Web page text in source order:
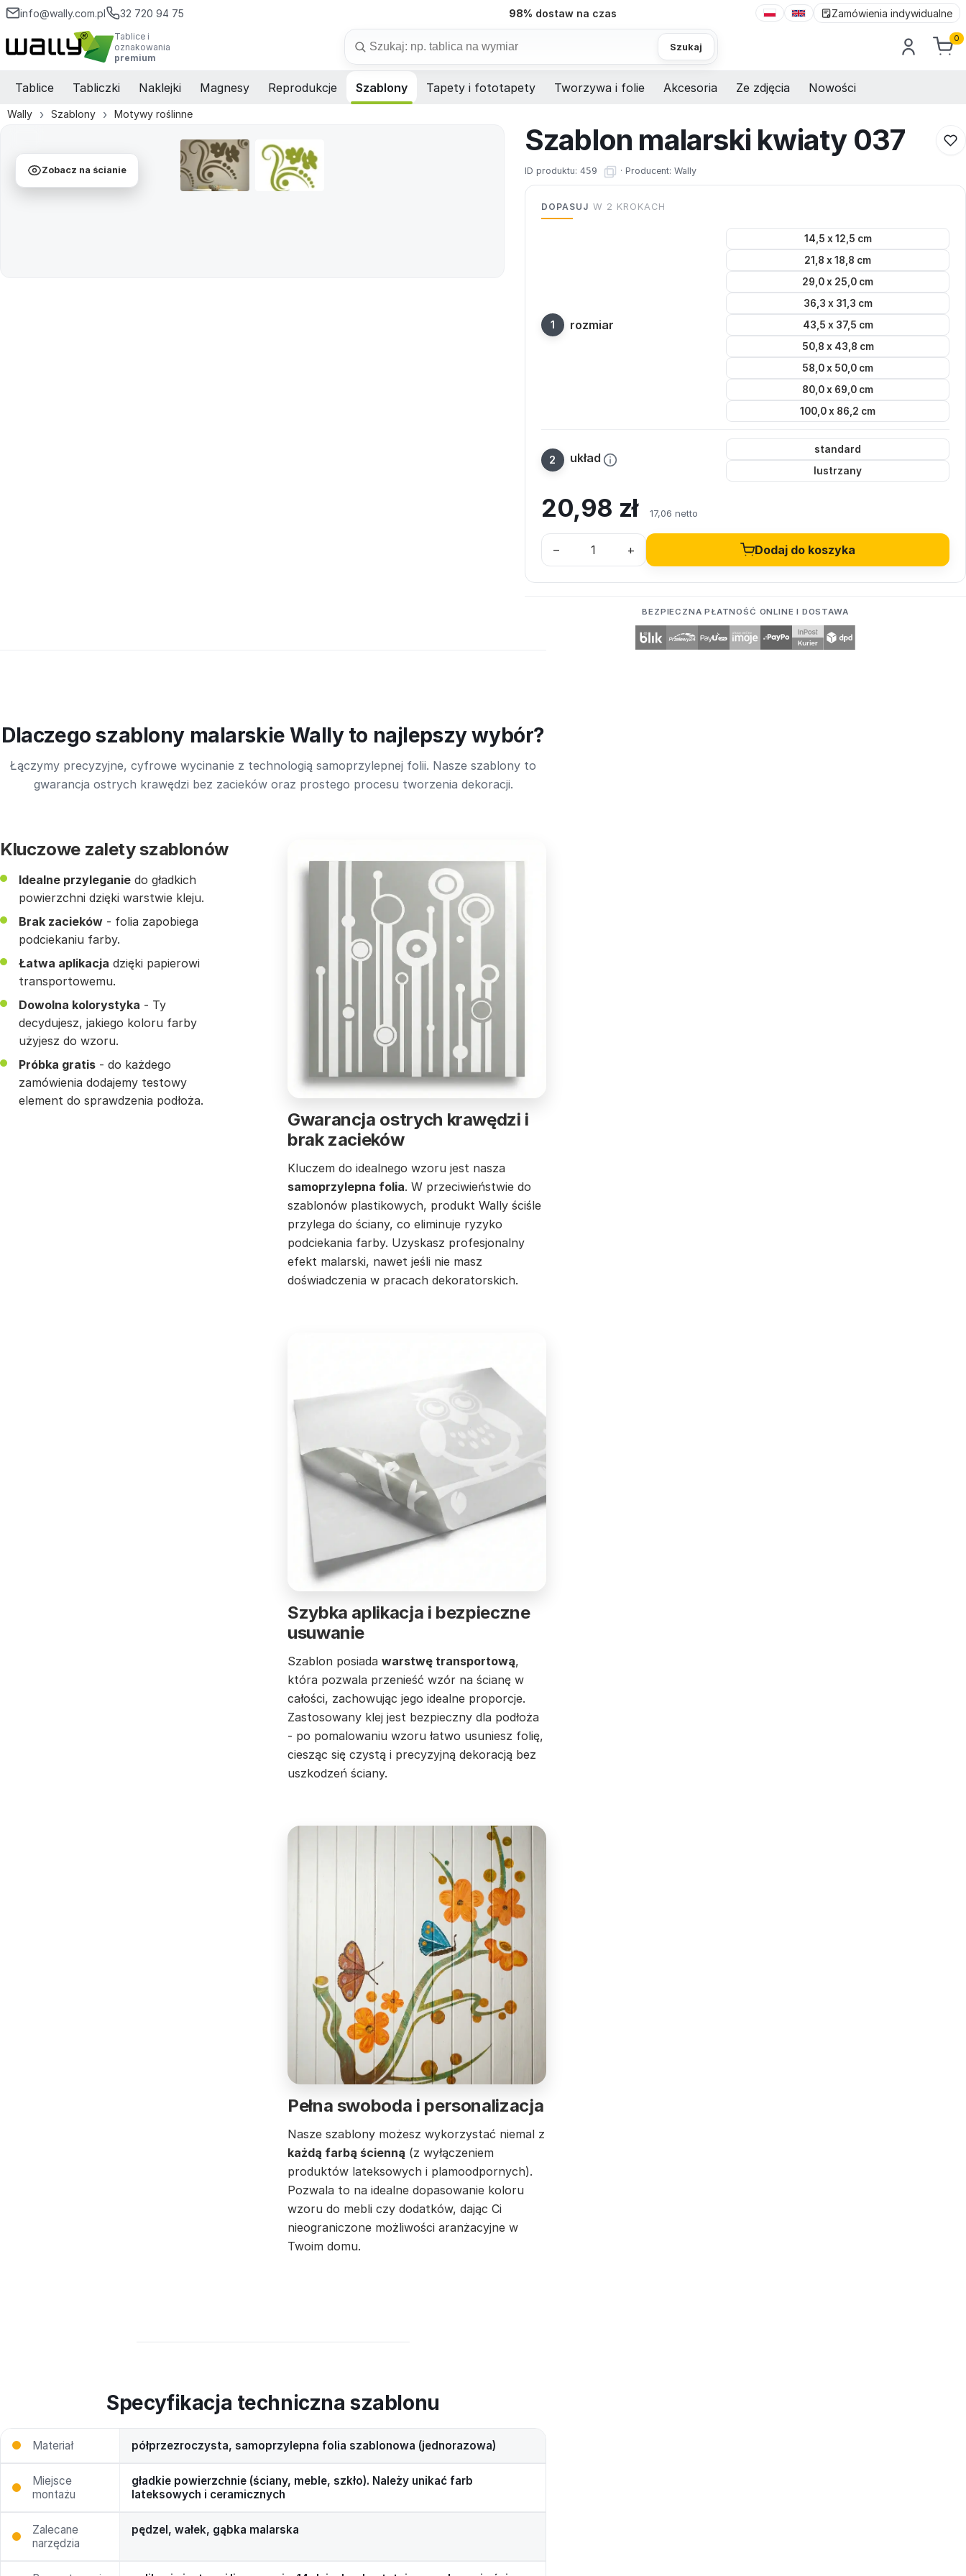
info@wally.com.pl 32 720 94 75 98% dostaw na czas Zamówienia indywidualne
Tablice i
oznakowania
premium
Szukaj
0
Tablice Tabliczki Naklejki Magnesy Reprodukcje Szablony Tapety i fototapety Tworzywa i folie Akcesoria Ze zdjęcia Nowości
Wally Szablony Motywy roślinne
Zobacz na ścianie
Szablon malarski kwiaty 037
ID produktu: 459 · Producent: Wally
DOPASUJ W 2 KROKACH
rozmiar
14,5 x 12,5 cm
21,8 x 18,8 cm
29,0 x 25,0 cm
36,3 x 31,3 cm
43,5 x 37,5 cm
50,8 x 43,8 cm
58,0 x 50,0 cm
80,0 x 69,0 cm
100,0 x 86,2 cm
układ
standard
lustrzany
20,98 zł 17,06 netto
– + Dodaj do koszyka
BEZPIECZNA PŁATNOŚĆ ONLINE I DOSTAWA
Dlaczego szablony malarskie Wally to najlepszy wybór?
Łączymy precyzyjne, cyfrowe wycinanie z technologią samoprzylepnej folii. Nasze szablony to
gwarancja ostrych krawędzi bez zacieków oraz prostego procesu tworzenia dekoracji.
Kluczowe zalety szablonów
Idealne przyleganie do gładkich
powierzchni dzięki warstwie kleju.
Brak zacieków - folia zapobiega
podciekaniu farby.
Łatwa aplikacja dzięki papierowi
transportowemu.
Dowolna kolorystyka - Ty
decydujesz, jakiego koloru farby
użyjesz do wzoru.
Próbka gratis - do każdego
zamówienia dodajemy testowy
element do sprawdzenia podłoża.
Gwarancja ostrych krawędzi i
brak zacieków
Kluczem do idealnego wzoru jest nasza
samoprzylepna folia. W przeciwieństwie do
szablonów plastikowych, produkt Wally ściśle
przylega do ściany, co eliminuje ryzyko
podciekania farby. Uzyskasz profesjonalny
efekt malarski, nawet jeśli nie masz
doświadczenia w pracach dekoratorskich.
Szybka aplikacja i bezpieczne
usuwanie
Szablon posiada warstwę transportową,
która pozwala przenieść wzór na ścianę w
całości, zachowując jego idealne proporcje.
Zastosowany klej jest bezpieczny dla podłoża
- po pomalowaniu wzoru łatwo usuniesz folię,
ciesząc się czystą i precyzyjną dekoracją bez
uszkodzeń ściany.
Pełna swoboda i personalizacja
Nasze szablony możesz wykorzystać niemal z
każdą farbą ścienną (z wyłączeniem
produktów lateksowych i plamoodpornych).
Pozwala to na idealne dopasowanie koloru
wzoru do mebli czy dodatków, dając Ci
nieograniczone możliwości aranżacyjne w
Twoim domu.
Specyfikacja techniczna szablonu
Materiał półprzezroczysta, samoprzylepna folia szablonowa (jednorazowa)
Miejsce
montażu
gładkie powierzchnie (ściany, meble, szkło). Należy unikać farb
lateksowych i ceramicznych
Zalecane
narzędzia
pędzel, wałek, gąbka malarska